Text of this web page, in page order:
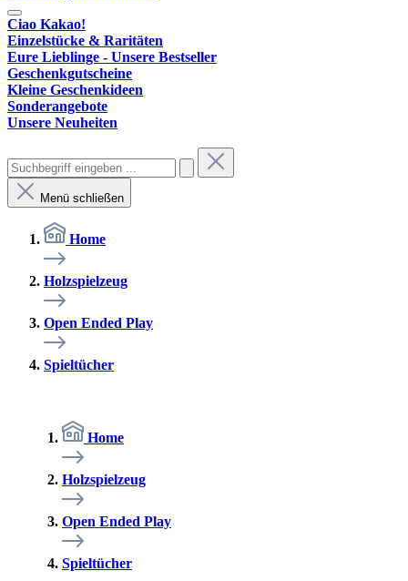
Ciao Kakao!
Einzelstücke & Raritäten
Eure Lieblinge - Unsere Bestseller
Geschenkgutscheine
Kleine Geschenkideen
Sonderangebote
Unsere Neuheiten
Menü schließen
Home
Holzspielzeug
Open Ended Play
Spieltücher
Home
Holzspielzeug
Open Ended Play
Spieltücher